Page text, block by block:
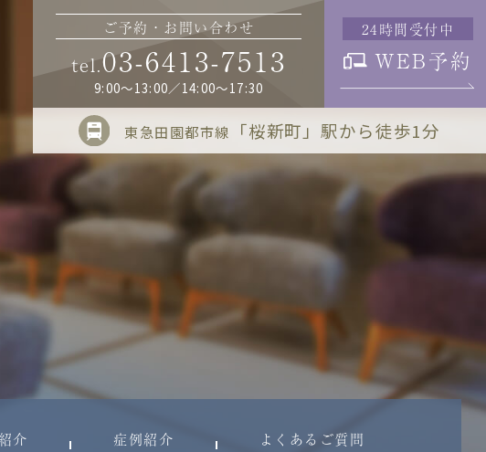
ご予約・お問い合わせ
tel.03-6413-7513
9:00～13:00／14:00～17:30
24時間受付中
WEB予約
東急田園都市線 「桜新町」駅から徒歩1分
介 症例紹介 よくあるご質問